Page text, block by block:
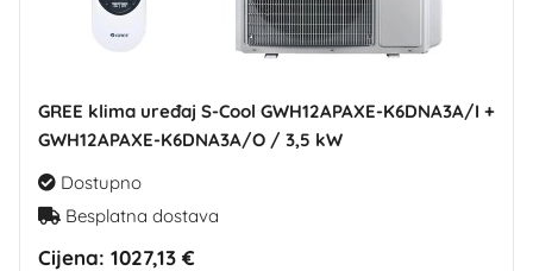
GREE klima uređaj S-Cool GWH12APAXE-K6DNA3A/I +
GWH12APAXE-K6DNA3A/O / 3,5 kW
Dostupno
Besplatna dostava
Cijena: 1027,13 €